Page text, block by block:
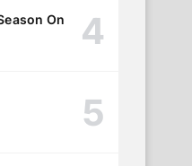
One